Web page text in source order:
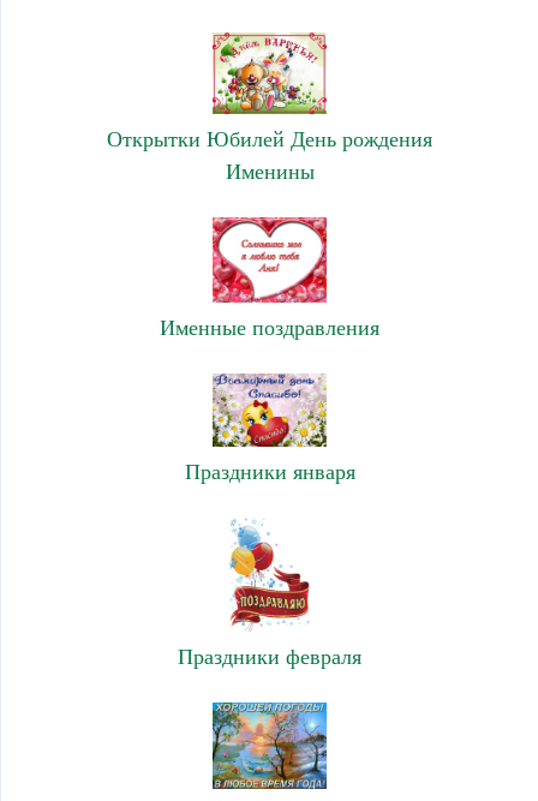
Открытки Юбилей День рождения
Именины
Именные поздравления
Праздники января
Праздники февраля